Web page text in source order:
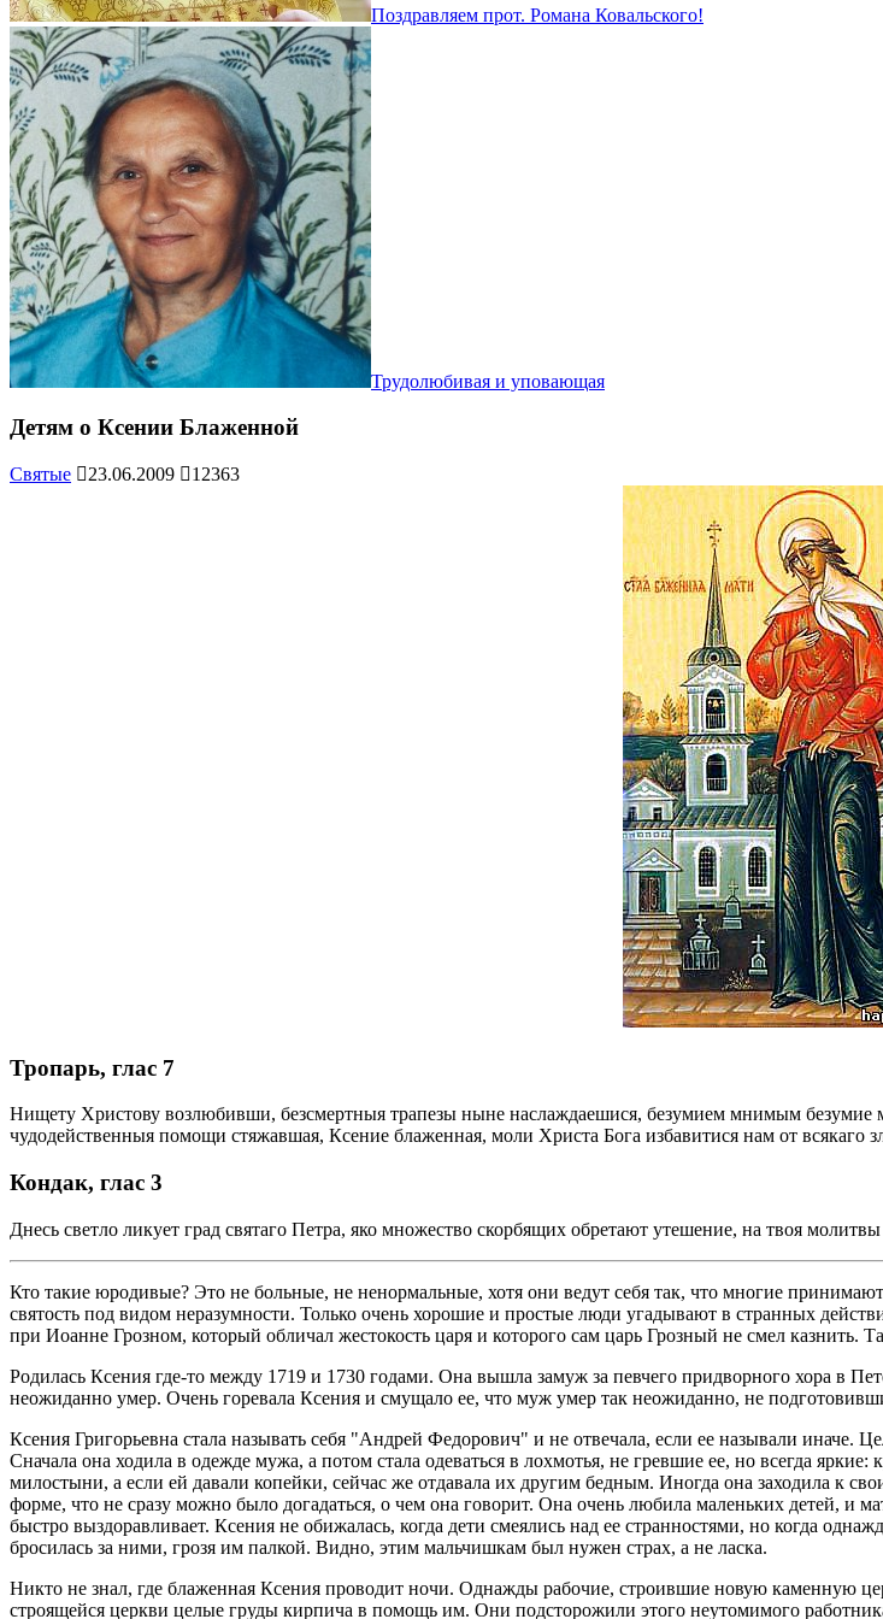
Поздравляем прот. Романа Ковальского!
Трудолюбивая и уповающая
Детям о Ксении Блаженной
Святые 23.06.2009 12363
Тропарь, глас 7
Нищету Христову возлюбивши, безсмертныя трапезы ныне наслаждаешися, безумием мнимым
чудодейственныя помощи стяжавшая, Ксение блаженная, моли Христа Бога избавитися нам от всякаго
Кондак, глас 3
Днесь светло ликует град святаго Петра, яко множество скорбящих обретают утешение, на твоя
Кто такие юродивые? Это не больные, не ненормальные, хотя они ведут себя так, что многие
святость под видом неразумности. Только очень хорошие и простые люди угадывают в странных
при Иоанне Грозном, который обличал жестокость царя и которого сам царь Грозный не смел казнить.
Родилась Ксения где-то между 1719 и 1730 годами. Она вышла замуж за певчего придворного хора в
неожиданно умер. Очень горевала Ксения и смущало ее, что муж умер так неожиданно, не
Ксения Григорьевна стала называть себя "Андрей Федорович" и не отвечала, если ее называли
Сначала она ходила в одежде мужа, а потом стала одеваться в лохмотья, не гревшие ее, но всегда
милостыни, а если ей давали копейки, сейчас же отдавала их другим бедным. Иногда она заходила к
форме, что не сразу можно было догадаться, о чем она говорит. Она очень любила маленьких детей, и
быстро выздоравливает. Ксения не обижалась, когда дети смеялись над ее странностями, но когда
бросилась за ними, грозя им палкой. Видно, этим мальчишкам был нужен страх, а не ласка.
Никто не знал, где блаженная Ксения проводит ночи. Однажды рабочие, строившие новую каменную
строящейся церкви целые груды кирпича в помощь им. Они подсторожили этого неутомимого